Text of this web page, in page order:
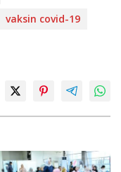
vaksin covid-19